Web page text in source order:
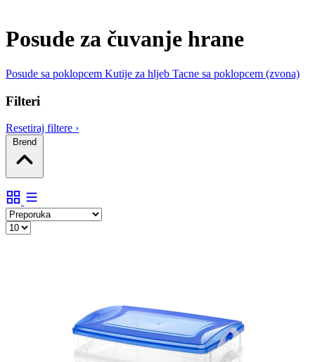
Posude za čuvanje hrane
Posude sa poklopcem Kutije za hljeb Tacne sa poklopcem (zvona)
Filteri
Resetiraj filtere ›
Brend